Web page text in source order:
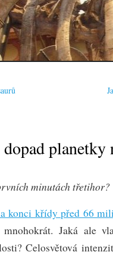
minutách třetihor?
konci křídy před 66
Jaká ale
Celosvětová